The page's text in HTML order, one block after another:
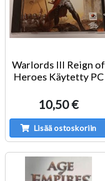
Warlords III Reign of
Heroes Käytetty PC
10,50 €
Lisää ostoskoriin